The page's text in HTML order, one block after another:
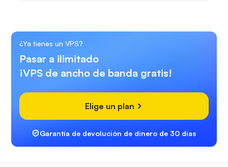
¿Ya tienes un VPS?
Pasar a ilimitado
¡VPS de ancho de banda gratis!
Elige un plan
Garantía de devolución de dinero de 30 días